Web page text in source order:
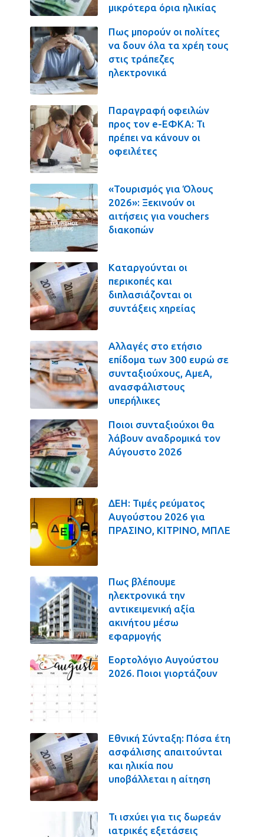
μικρότερα όρια ηλικίας
Πως μπορούν οι πολίτες
να δουν όλα τα χρέη τους
στις τράπεζες
ηλεκτρονικά
Παραγραφή οφειλών
προς τον e-ΕΦΚΑ: Τι
πρέπει να κάνουν οι
οφειλέτες
«Τουρισμός για Όλους
2026»: Ξεκινούν οι
αιτήσεις για vouchers
διακοπών
Καταργούνται οι
περικοπές και
διπλασιάζονται οι
συντάξεις χηρείας
Αλλαγές στο ετήσιο
επίδομα των 300 ευρώ σε
συνταξιούχους, ΑμεΑ,
ανασφάλιστους
υπερήλικες
Ποιοι συνταξιούχοι θα
λάβουν αναδρομικά τον
Αύγουστο 2026
ΔΕΗ: Τιμές ρεύματος
Αυγούστου 2026 για
ΠΡΑΣΙΝΟ, ΚΙΤΡΙΝΟ, ΜΠΛΕ
Πως βλέπουμε
ηλεκτρονικά την
αντικειμενική αξία
ακινήτου μέσω
εφαρμογής
Εορτολόγιο Αυγούστου
2026. Ποιοι γιορτάζουν
Εθνική Σύνταξη: Πόσα έτη
ασφάλισης απαιτούνται
και ηλικία που
υποβάλλεται η αίτηση
Τι ισχύει για τις δωρεάν
ιατρικές εξετάσεις